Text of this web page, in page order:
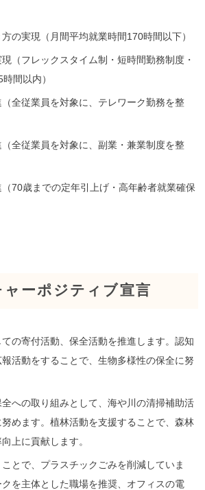
の実現（月間平均就業時間170時間以下）
（フレックスタイム制・短時間勤務制度・
間以内）
全従業員を対象に、テレワーク勤務を整
全従業員を対象に、副業・兼業制度を整
70歳までの定年引上げ・高年齢者就業確保
ャーポジティブ宣言
の寄付活動、保全活動を推進します。認知
活動をすることで、生物多様性の保全に努
への取り組みとして、海や川の清掃補助活
めます。植林活動を支援することで、森林
上に貢献します。
とで、プラスチックごみを削減していま
を主体とした職場を推奨、オフィスの電